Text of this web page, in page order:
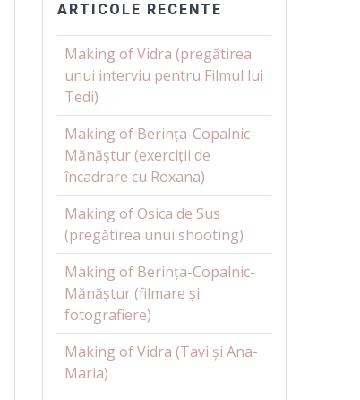
ARTICOLE RECENTE
Making of Vidra (pregătirea
unui interviu pentru Filmul lui
Tedi)
Making of Berința-Copalnic-
Mănăștur (exerciții de
încadrare cu Roxana)
Making of Osica de Sus
(pregătirea unui shooting)
Making of Berința-Copalnic-
Mănăștur (filmare și
fotografiere)
Making of Vidra (Tavi și Ana-
Maria)